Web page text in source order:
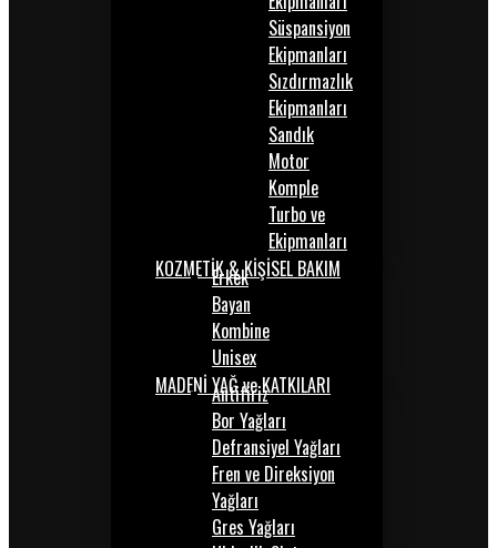
Süspansiyon
Ekipmanları
Sızdırmazlık
Ekipmanları
Sandık
Motor
Komple
Turbo ve
Ekipmanları
KOZMETİK & KİŞİSEL BAKIM
Erkek
Bayan
Kombine
Unisex
MADENİ YAĞ ve KATKILARI
Antifiriz
Bor Yağları
Defransiyel Yağları
Fren ve Direksiyon
Yağları
Gres Yağları